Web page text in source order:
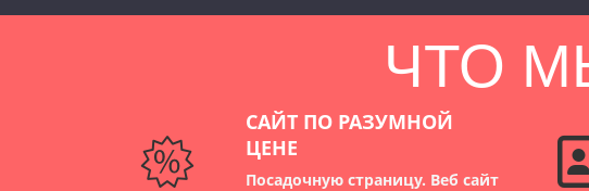
ЧТО
САЙТ ПО РАЗУМНОЙ
ЦЕНЕ
Посадочную страницу. Веб сайт